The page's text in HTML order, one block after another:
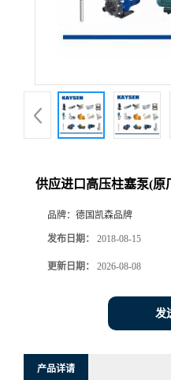
供应进口高压柱塞泵(原
品牌： 德国凯森品牌
发布日期： 2018-08-15
更新日期： 2026-08-08
发
产品详请